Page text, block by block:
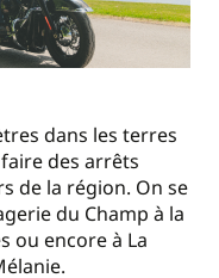
dans les terres
des arrêts
de la région. On se
du Champ à la
ou encore à La